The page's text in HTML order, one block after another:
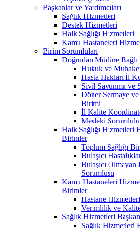
Başkanlar ve Yardımcıları
Sağlık Hizmetleri
Destek Hizmetleri
Halk Sağlığı Hizmetleri
Kamu Hastaneleri
Birim Sorumluları
Doğrudan Müdüre
Hukuk ve
Hasta Hakları İl
Sivil Savunma ve
Döner Sermaye
Birimi
İl Kalite
Mesleki
Halk Sağlığı Hizmetleri
Birimler
Toplum Sağlığı
Bulaşıcı
Bulaşıcı
Sorumlusu
Kamu Hastaneleri
Birimler
Hastane
Verimlilik ve
Sağlık Hizmetleri
Sağlık Hizmetleri